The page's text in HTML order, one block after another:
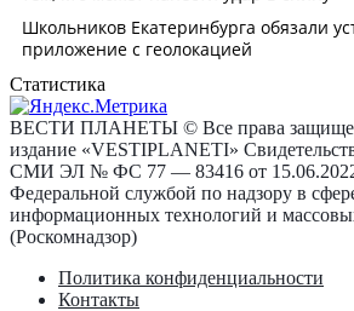
Статистика
ВЕСТИ ПЛАНЕТЫ © Все права
издание «VESTIPLANETI»
СМИ ЭЛ № ФС 77 — 83416 от
Федеральной службой по надзору в
информационных технологий и
(Роскомнадзор)
Политика конфиденциальности
Контакты